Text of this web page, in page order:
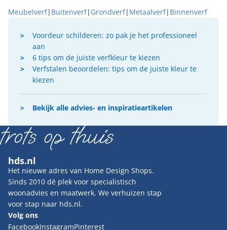
Meubelverf| Buitenverf| Grondverf| Metaalverf| Binnenverf
Voordeur schilderen: zo pak je het professioneel
aan
6 tips om de juiste verfkleur te kiezen
Verfstalen beoordelen: tips om de juiste kleur te
kiezen
Bekijk alle advies- en inspiratieartikelen
hds.nl
Het nieuwe adres van Home Design Shops.
Sinds 2010 dé plek voor specialistisch
woonadvies en maatwerk. We verhuizen stap
voor stap naar hds.nl.
Volg ons
FacebookInstagramPinterest